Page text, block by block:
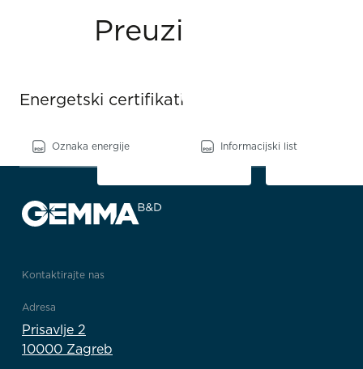
Preuzimanja
Energetski certifikati
Oznaka energije Informacijski list
Kontaktirajte nas
Adresa
Prisavlje 2
10000 Zagreb